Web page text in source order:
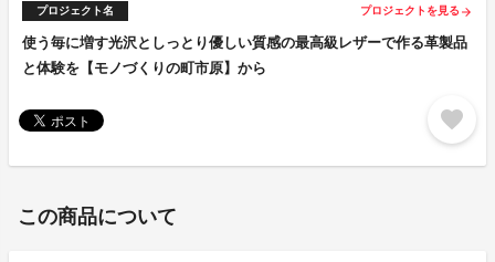
プロジェクト名 プロジェクトを見る arrow_forward
使う毎に増す光沢としっとり優しい質感の最高級レザーで作る革製品
と体験を【モノづくりの町市原】から
favorite
この商品について